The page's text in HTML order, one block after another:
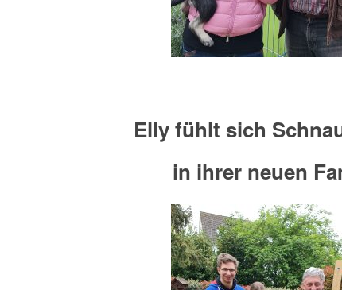
Elly fühlt sich
in ihrer neuen